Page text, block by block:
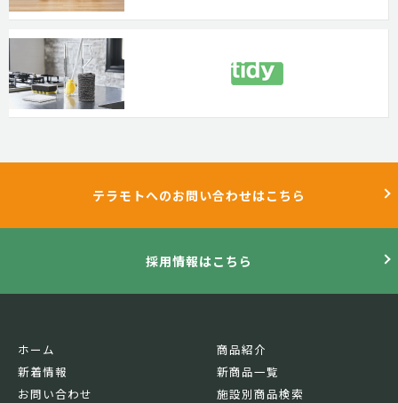
テラモトへのお問い合わせはこちら
採用情報はこちら
ホーム
新着情報
お問い合わせ
商品紹介
新商品一覧
施設別商品検索